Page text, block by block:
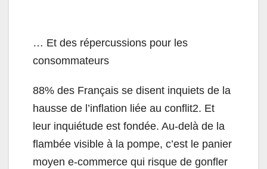
… Et des répercussions pour les
consommateurs
88% des Français se disent inquiets de la
hausse de l’inflation liée au conflit2. Et
leur inquiétude est fondée. Au-delà de la
flambée visible à la pompe, c’est le panier
moyen e-commerce qui risque de gonfler